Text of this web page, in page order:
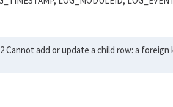
Cannot add or update a child row: a